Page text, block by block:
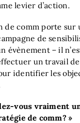
levier d’action.
de comm porte sur
de
évènement – il
un travail
identifier les
vous vraiment
de comm? »